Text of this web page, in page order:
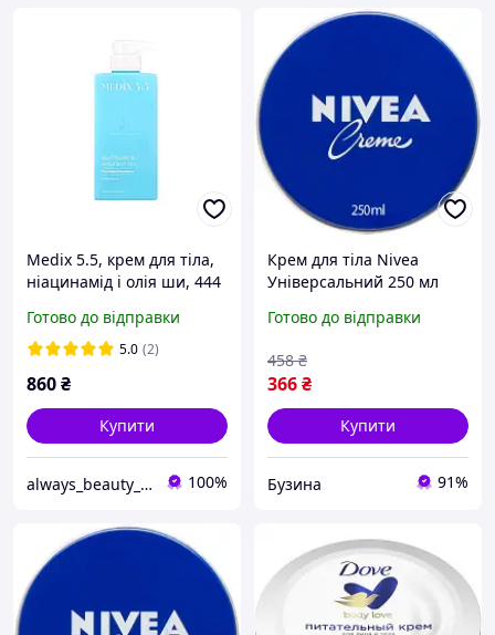
Medix 5.5, крем для тіла,
ніацинамід і олія ши, 444
Готово до відправки
5.0 (2)
860₴
Купити
always_beauty_kh 100%
Крем для тіла Nivea
Унiверсальний 250 мл
00213)-(Коло )
Готово до відправки
366₴
458 ₴
Купити
Бузина 91%